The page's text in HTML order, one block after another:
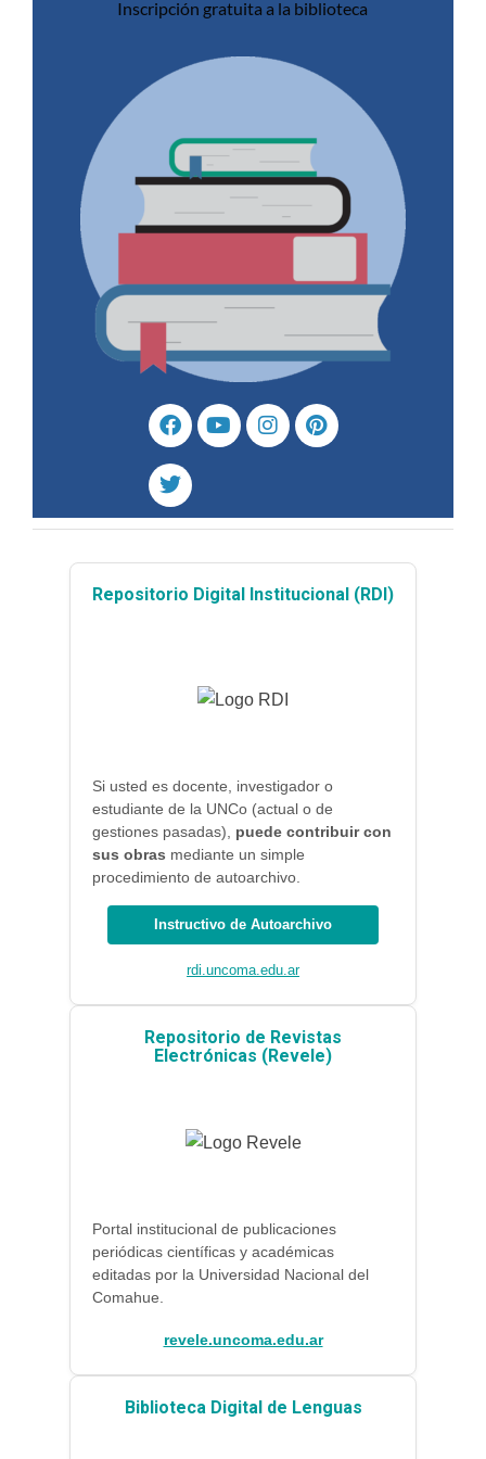
Blog Revele Revista Texto completo
Texto completo
EL HORMIGUERO Psicoanálisis ◊ Infancia/s y
Adolescencia/s
Inscripción gratuita a la biblioteca
Repositorio Digital Institucional (RDI)
Si usted es docente, investigador o
estudiante de la UNCo (actual o de
gestiones pasadas), puede contribuir con
sus obras mediante un simple
procedimiento de autoarchivo.
Instructivo de Autoarchivo
rdi.uncoma.edu.ar
Repositorio de Revistas
Electrónicas (Revele)
Portal institucional de publicaciones
periódicas científicas y académicas
editadas por la Universidad Nacional del
Comahue.
revele.uncoma.edu.ar
Biblioteca Digital de Lenguas